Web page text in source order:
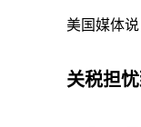
美国媒体
关税担